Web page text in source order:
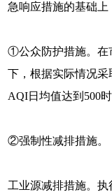
急响应措施的基础上
①公众防护措施。在
下，根据实际情况采
AQI日均值达到500
②强制性减排措施。
工业源减排措施。